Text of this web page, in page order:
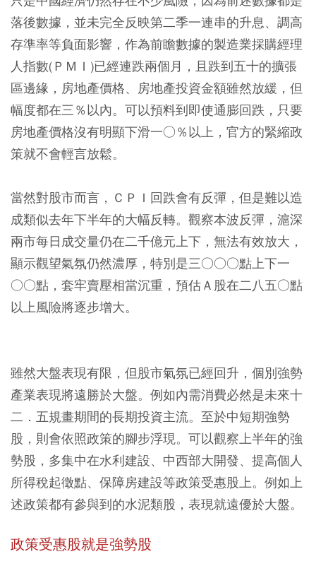
落後數據，並未完全反映第二季一連串的升息、調高
存準率等負面影響，作為前瞻數據的製造業採購經理
人指數(ＰＭＩ)已經連跌兩個月，且跌到五十的擴張
區邊緣，房地產價格、房地產投資金額雖然放緩，但
幅度都在三％以內。可以預料到即使通膨回跌，只要
房地產價格沒有明顯下滑一○％以上，官方的緊縮政
策就不會輕言放鬆。
當然對股市而言，ＣＰＩ回跌會有反彈，但是難以造
成類似去年下半年的大幅反轉。觀察本波反彈，滬深
兩市每日成交量仍在二千億元上下，無法有效放大，
顯示觀望氣氛仍然濃厚，特別是三○○○點上下一
○○點，套牢賣壓相當沉重，預估Ａ股在二八五○點
以上風險將逐步增大。
雖然大盤表現有限，但股市氣氛已經回升，個別強勢
產業表現將遠勝於大盤。例如內需消費必然是未來十
二．五規畫期間的長期投資主流。至於中短期強勢
股，則會依照政策的腳步浮現。可以觀察上半年的強
勢股，多集中在水利建設、中西部大開發、提高個人
所得稅起徵點、保障房建設等政策受惠股上。例如上
述政策都有參與到的水泥類股，表現就遠優於大盤。
政策受惠股就是強勢股